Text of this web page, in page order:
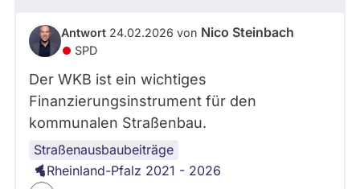
Antwort 24.02.2026 von Nico Steinbach
SPD
Der WKB ist ein wichtiges
Finanzierungsinstrument für den
kommunalen Straßenbau.
Straßenausbaubeiträge
Rheinland-Pfalz 2021 - 2026